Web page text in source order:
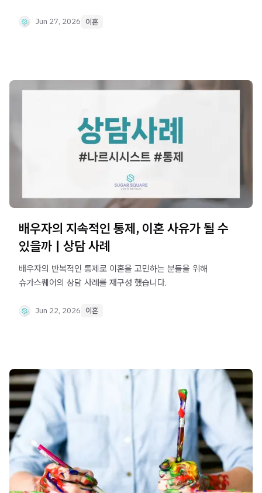
개입 패턴과 상속재산을 지키는 방법을 알아보세요.
Jun 27, 2026 이혼
배우자의 지속적인 통제, 이혼 사유가 될 수
있을까 | 상담 사례
배우자의 반복적인 통제로 이혼을 고민하는 분들을 위해
슈가스퀘어의 상담 사례를 재구성 했습니다.
Jun 22, 2026 이혼